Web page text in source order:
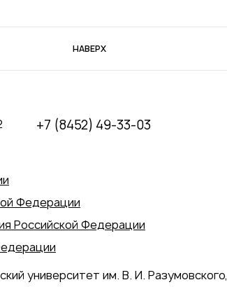
НАВЕРХ
+7 (8452) 49-33-03
Федерации
Российской Федерации
университет им. В. И. Разумовского,